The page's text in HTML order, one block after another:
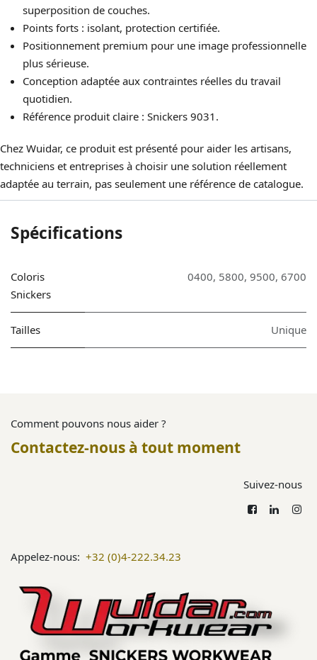
superposition de couches.
Points forts : isolant, protection certifiée.
Positionnement premium pour une image professionnelle
plus sérieuse.
Conception adaptée aux contraintes réelles du travail
quotidien.
Référence produit claire : Snickers 9031.
Chez Wuidar, ce produit est présenté pour aider les artisans,
techniciens et entreprises à choisir une solution réellement
adaptée au terrain, pas seulement une référence de catalogue.
Spécifications
Coloris
Snickers
0400, 5800, 9500, 6700
Tailles Unique
Comment pouvons nous aider ?
Contactez-nous à tout moment
Suivez-nous
Appelez-nous: +32 (0)4-222.34.23